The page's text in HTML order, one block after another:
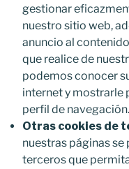
gestionar
nuestro sitio web,
anuncio al
que realice de
podemos conocer
internet y mostrarle
perfil de navegación.
Otras cookies de
nuestras páginas
terceros que